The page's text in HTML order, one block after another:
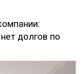
долгов по